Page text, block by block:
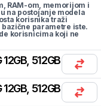
RAM-om, memorijom i
na postojanje modela
korisnika traži
parametre iste.
korisnicima koji ne
512GB, 2x SIM
512GB, 2x SIM